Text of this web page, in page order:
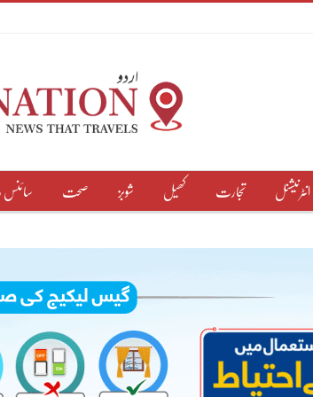
انٹرنیشنل تجارت کھیل شوبز صحت سائنس